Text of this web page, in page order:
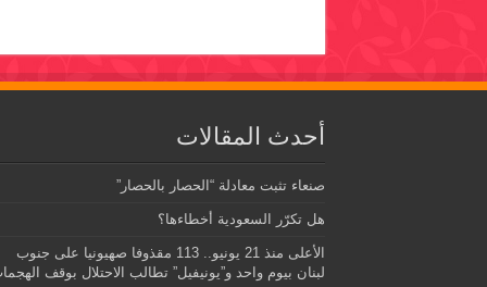
أحدث المقالات
صنعاء تثبت معادلة “الحصار بالحصار”
هل تكرّر السعودية أخطاءها؟
الأعلى منذ 21 يونيو.. 113 مقذوفا صهيونيا على جنوب
لبنان بيوم واحد و”يونيفيل” تطالب الاحتلال بوقف